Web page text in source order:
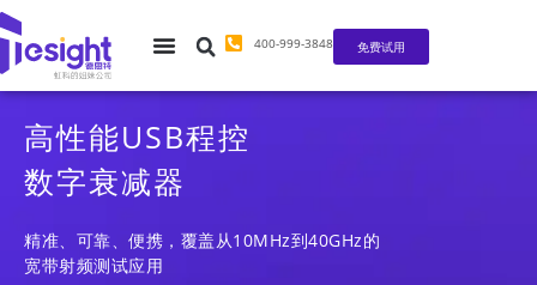
400-999-3848 免费试用
高性能USB程控
数字衰减器
精准、可靠、便携，覆盖从10MHz到40GHz的
宽带射频测试应用